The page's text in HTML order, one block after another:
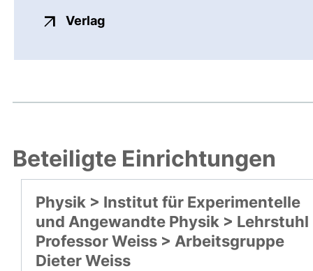
Verlagexterner Link, öffnet neues
Beteiligte Einrichtungen
Physik > Institut für Experimentelle
und Angewandte Physik > Lehrstuhl
Professor Weiss > Arbeitsgruppe
Dieter Weiss